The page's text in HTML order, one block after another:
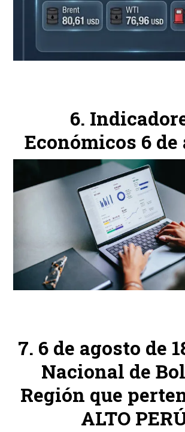
Económicos 6 de
6 de agosto de
Nacional de
Región que
ALTO